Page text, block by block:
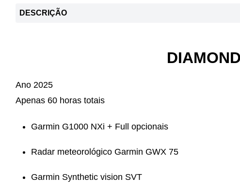
DESCRIÇÃO
Ano 2025
Apenas 60 horas totais
Garmin G1000 NXi + Full opcionais
Radar meteorológico Garmin GWX 75
Garmin Synthetic vision SVT